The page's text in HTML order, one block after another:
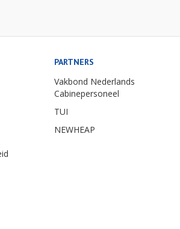
PARTNERS
Vakbond Nederlands
Cabinepersoneel
TUI
NEWHEAP